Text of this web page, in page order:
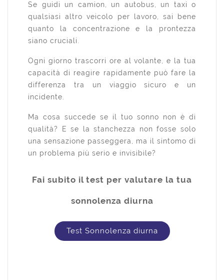
Se guidi un camion, un autobus, un taxi o
qualsiasi altro veicolo per lavoro, sai bene
quanto la concentrazione e la prontezza
siano cruciali.
Ogni giorno trascorri ore al volante, e la tua
capacità di reagire rapidamente può fare la
differenza tra un viaggio sicuro e un
incidente.
Ma cosa succede se il tuo sonno non è di
qualità? E se la stanchezza non fosse solo
una sensazione passeggera, ma il sintomo di
un problema più serio e invisibile?
Fai subito il test per valutare la tua
sonnolenza diurna
Test Sonnolenza diurna